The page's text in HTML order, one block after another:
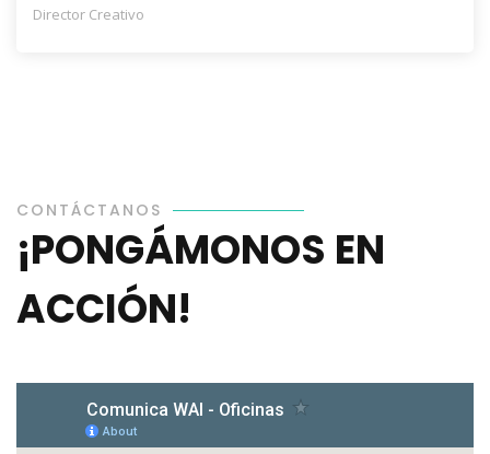
Director Creativo
CONTÁCTANOS
¡PONGÁMONOS EN
ACCIÓN!